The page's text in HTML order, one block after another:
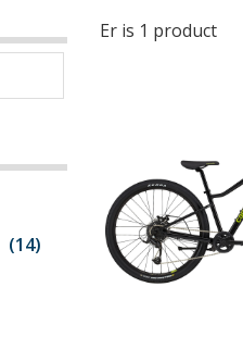
(14)
Er is 1 product